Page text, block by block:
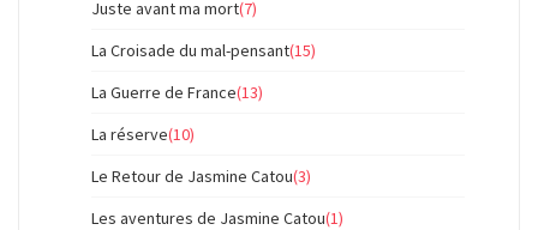
Juste avant ma mort(7)
La Croisade du mal-pensant(15)
La Guerre de France(13)
La réserve(10)
Le Retour de Jasmine Catou(3)
Les aventures de Jasmine Catou(1)